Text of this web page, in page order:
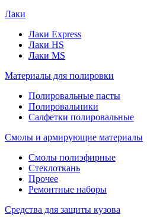
Лаки
Лаки Express
Лаки HS
Лаки MS
Материалы для полировки
Полировальные пасты
Полировальники
Салфетки полировальные
Смолы и армирующие материалы
Смолы полиэфирные
Стеклоткань
Прочее
Ремонтные наборы
Средства для защиты кузова